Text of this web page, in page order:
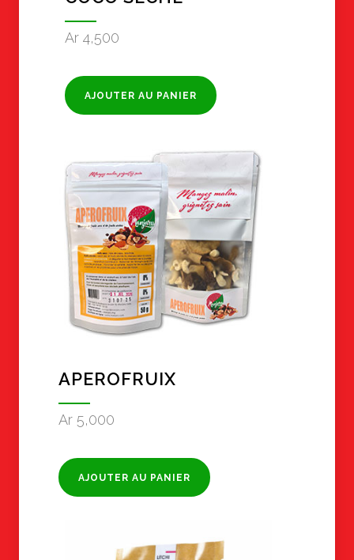
Ar 4,500
AJOUTER AU PANIER
APEROFRUIX
Ar 5,000
AJOUTER AU PANIER